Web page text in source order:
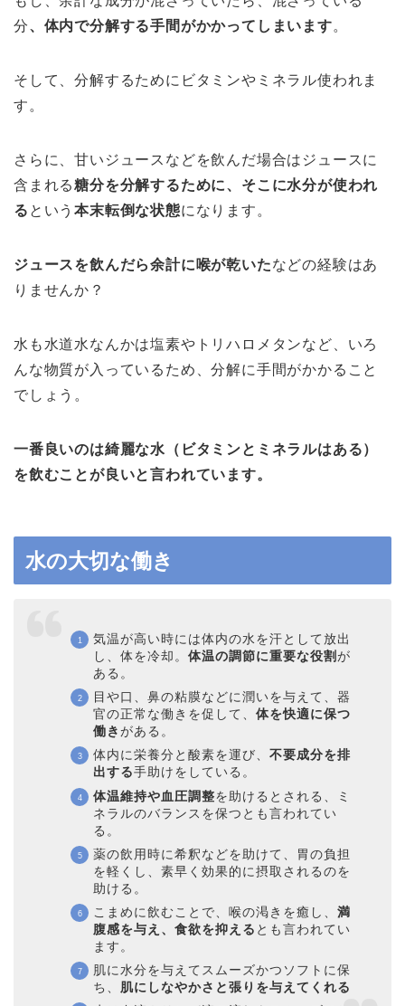
分、 体内で分解する手間がかかってしまいます。
そして、分解するためにビタミンやミネラル使われま
す。
さらに、甘いジュースなどを飲んだ場合はジュースに
含まれる糖分を分解するために、そこに水分が使われ
る という本末転倒な状態になります。
ジュースを飲んだら余計に喉が乾いたなどの経験はあ
りませんか？
水も水道水なんかは塩素やトリハロメタンなど、いろ
んな物質が入っているため、分解に手間がかかること
でしょう。
一番良いのは綺麗な水（ビタミンとミネラルはある）
を飲むことが良いと言われています。
水の大切な働き
気温が高い時には体内の水を汗として放出
し、体を冷却。体温の調節に重要な役割が
ある。
目や口、鼻の粘膜などに潤いを与えて、器
官の正常な働きを促して、体を快適に保つ
働きがある。
体内に栄養分と酸素を運び、不要成分を排
出する手助けをしている。
体温維持や血圧調整を助けるとされる、ミ
ネラルのバランスを保つとも言われてい
る。
薬の飲用時に希釈などを助けて、胃の負担
を軽くし、素早く効果的に摂取されるのを
助ける。
こまめに飲むことで、喉の渇きを癒し、満
腹感を与え、食欲を抑える とも言われてい
ます。
肌に水分を与えてスムーズかつソフトに保
ち、 肌にしなやかさと張りを与えてくれる